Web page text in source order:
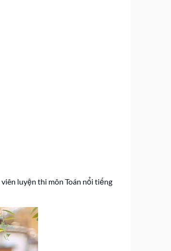
luyện thi môn Toán nổi tiếng